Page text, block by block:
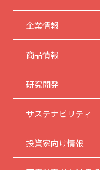
企業情報
商品情報
研究開発
サステナビリティ
投資家向け情報